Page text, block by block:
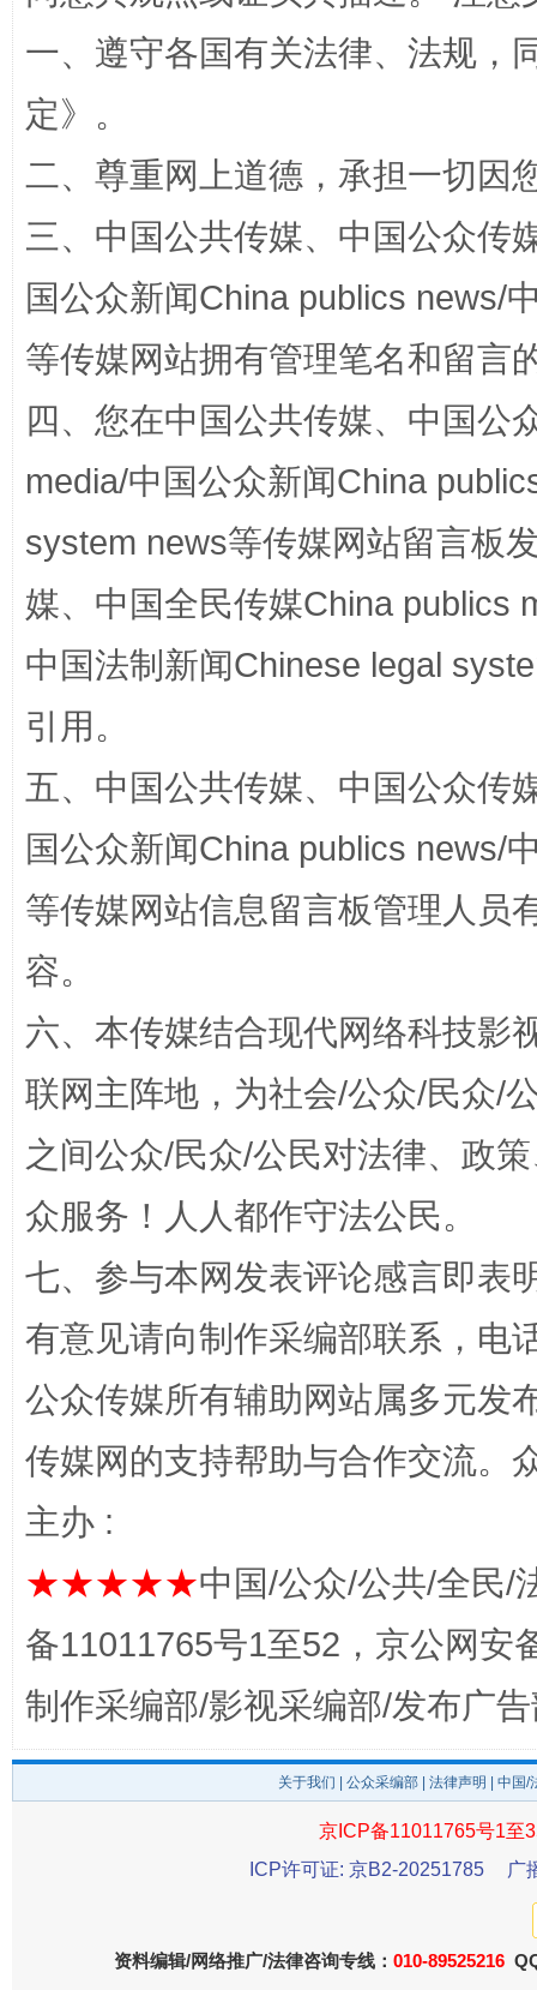
国家大学科技园优化重塑工作
扯下公款旅游的“隐身衣” 如何以
“蜀中异人”王建安的艺术幻境
完善运行机制助力责任有效落实
千年窑火 生生不息 一
一、遵守各国有关法律、法规，
定》。
二、尊重网上道德，承担一切因
三、中国公共传媒、中国公众传
国公众新闻China publics news/
等传媒网站拥有管理笔名和留言
四、您在中国公共传媒、中国公
media/中国公众新闻China
system news等传媒网站留言板
媒、中国全民传媒China publics
中国法制新闻Chinese legal
引用。
五、中国公共传媒、中国公众传
国公众新闻China publics news/
等传媒网站信息留言板管理人员
容。
六、本传媒结合现代网络科技影
联网主阵地，为社会/公众/民众/
之间公众/民众/公民对法律、政
众服务！人人都作守法公民。
七、参与本网发表评论感言即表
有意见请向制作采编部联系，电
公众传媒所有辅助网站属多元发
传媒网的支持帮助与合作交流。
主办 :
★★★★★中国/公众/公共/全民/
备11011765号1至52，京公网安
制作采编部/影视采编部/发布广
关于我们 公众采编部 法律声明 | 中国
京ICP备11011765号1至
ICP许可证: 京B2-20251785
广
资料编辑/网络推广/法律咨询专线： 010-89525216